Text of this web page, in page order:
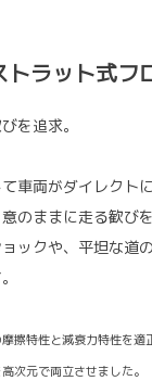
トラット式フ
を追求。
車両がダイレクト
のままに走る歓び
ックや、平坦な道
擦特性と減衰力特性を
次元で両立させました。